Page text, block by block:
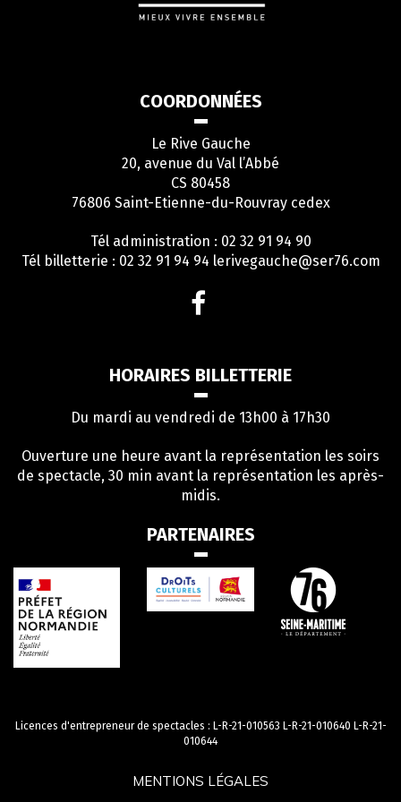
COORDONNÉES
Le Rive Gauche
20, avenue du Val l’Abbé
CS 80458
76806 Saint-Etienne-du-Rouvray cedex
Tél administration : 02 32 91 94 90
Tél billetterie : 02 32 91 94 94 lerivegauche@ser76.com
Facebook
HORAIRES BILLETTERIE
Du mardi au vendredi de 13h00 à 17h30
Ouverture une heure avant la représentation les soirs
de spectacle, 30 min avant la représentation les après-
midis.
PARTENAIRES
Licences d'entrepreneur de spectacles : L-R-21-010563 L-R-21-010640 L-R-21-
010644
MENTIONS LÉGALES